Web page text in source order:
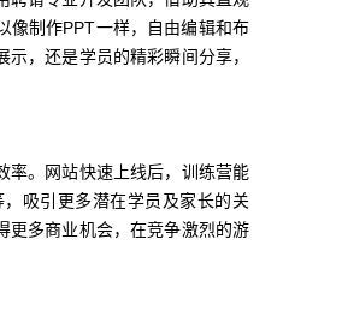
像制作PPT一样，自由编辑和布
，还是学员的精彩瞬间分享，
率。网站快速上线后，训练营能
吸引更多潜在学员及家长的关
更多商业机会，在竞争激烈的游